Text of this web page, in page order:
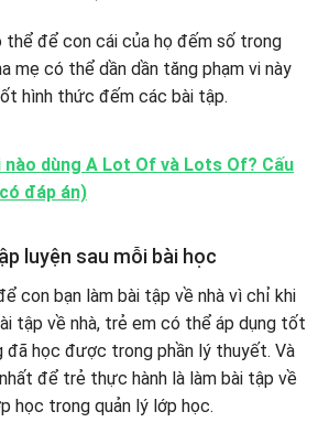
thể để con cái của họ đếm số trong
mẹ có thể dần dần tăng phạm vi này
hình thức đếm các bài tập.
nào dùng A Lot Of và Lots Of? Cấu
đáp án)
luyện sau mỗi bài học
con bạn làm bài tập về nhà vì chỉ khi
tập về nhà, trẻ em có thể áp dụng tốt
đã học được trong phần lý thuyết. Và
để trẻ thực hành là làm bài tập về
học trong quản lý lớp học.